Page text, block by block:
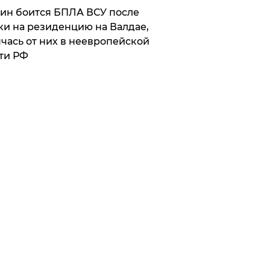
боится БПЛА ВСУ после
на резиденцию на Валдае,
от них в неевропейской
РФ